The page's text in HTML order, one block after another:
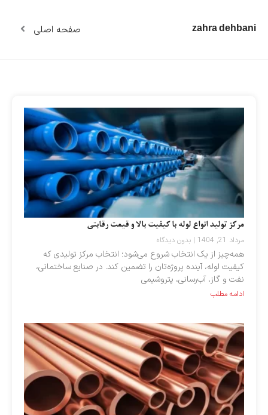
zahra dehbani صفحه اصلی
مرکز تولید انواع لوله با کیفیت بالا و قیمت رقابتی
مرداد 21, 1404 بدون دیدگاه
همه‌چیز از یک انتخاب شروع می‌شود؛ انتخاب مرکز تولیدی که
کیفیت لوله، آینده پروژه‌تان را تضمین کند. در صنایع ساختمانی،
نفت و گاز، آب‌رسانی، پتروشیمی
ادامه مطلب
Page
Page
Page